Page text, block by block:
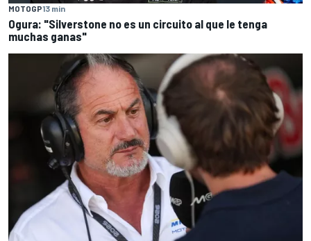
MOTOGP13 min
Ogura: "Silverstone no es un circuito al que le tenga
muchas ganas"